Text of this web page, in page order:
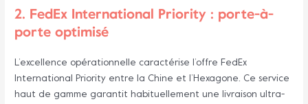
2. FedEx International Priority : porte-à-
porte optimisé
L’excellence opérationnelle caractérise l’offre FedEx
International Priority entre la Chine et l’Hexagone. Ce service
haut de gamme garantit habituellement une livraison ultra-